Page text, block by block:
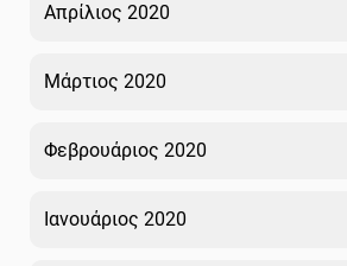
Απρίλιος 2020
Μάρτιος 2020
Φεβρουάριος 2020
Ιανουάριος 2020